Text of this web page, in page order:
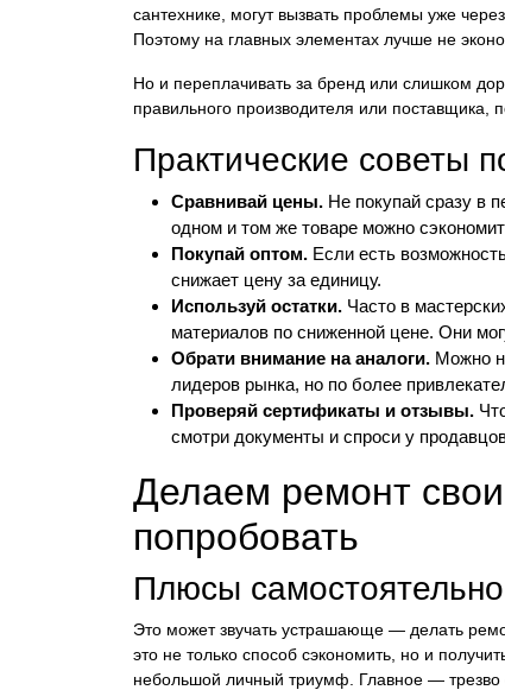
сантехнике, могут вызвать проблемы уже
Поэтому на главных элементах лучше не
Но и переплачивать за бренд или слишком
правильного производителя или поставщика,
Практические советы
Сравнивай цены. Не покупай сразу в
одном и том же товаре можно
Покупай оптом. Если есть
снижает цену за единицу.
Используй остатки. Часто в
материалов по сниженной цене. Они
Обрати внимание на аналоги. Можно
лидеров рынка, но по более
Проверяй сертификаты и отзывы.
смотри документы и спроси у
Делаем ремонт
попробовать
Плюсы
Это может звучать устрашающе — делать
это не только способ сэкономить, но и
небольшой личный триумф. Главное — трезво